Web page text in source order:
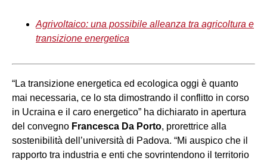
Agrivoltaico: una possibile alleanza tra agricoltura e
transizione energetica
“La transizione energetica ed ecologica oggi è quanto
mai necessaria, ce lo sta dimostrando il conflitto in corso
in Ucraina e il caro energetico” ha dichiarato in apertura
del convegno Francesca Da Porto, prorettrice alla
sostenibilità dell’università di Padova. “Mi auspico che il
rapporto tra industria e enti che sovrintendono il territorio